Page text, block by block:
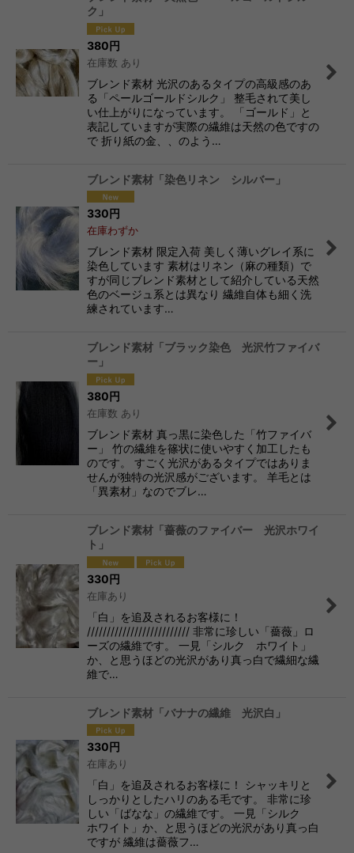
ク」
380円
在庫数 あり
ブレンド素材 光沢のあるタイプの高級感のあ
る「ペールゴールドシルク」 整毛されて美し
い仕上がりになっています。 「ゴールド」と
表記していますが実際の繊維は天然の色ですの
で 折り紙の金、、のよう…
ブレンド素材「染色リネン シルバー」
330円
在庫わずか
ブレンド素材 限定入荷 美しく薄いグレイ系に
染色しています 素材はリネン（麻の種類）で
すが同じブレンド素材として紹介している天然
色のベージュ系とは異なり 繊維自体も細く洗
練されています…
ブレンド素材「ブラック染色 光沢竹ファイバ
ー」
380円
在庫数 あり
ブレンド素材 真っ黒に染色した「竹ファイバ
ー」 竹の繊維を篠状に使いやすく加工したも
のです。 すごく光沢があるタイプではありま
せんが独特の光沢感がございます。 羊毛とは
「異素材」なのでブレ…
ブレンド素材「薔薇のファイバー 光沢ホワイ
ト」
330円
在庫あり
「白」を追及されるお客様に！
////////////////////////// 非常に珍しい「薔薇」ロ
ーズの繊維です。 一見「シルク ホワイト」
か、と思うほどの光沢があり真っ白で繊細な繊
維で…
ブレンド素材「バナナの繊維 光沢白」
330 円
在庫あり
「白」を追及されるお客様に！ シャッキリと
しっかりとしたハリのある毛です。 非常に珍
しい「ばなな」の繊維です。 一見「シルク
ホワイト」か、と思うほどの光沢があり真っ白
ですが 繊維は薔薇フ…